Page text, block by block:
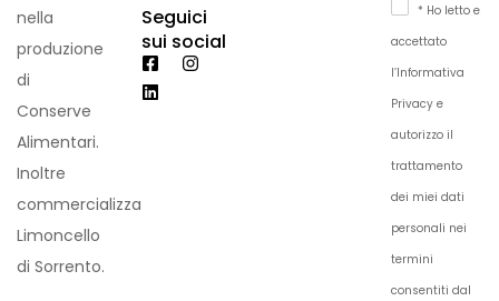
nella
produzione
di
Conserve
Alimentari.
Inoltre
commercializza
Limoncello
di Sorrento.
Seguici
sui social
* Ho letto e
accettato
l’Informativa
Privacy e
autorizzo il
trattamento
dei miei dati
personali nei
termini
consentiti dal